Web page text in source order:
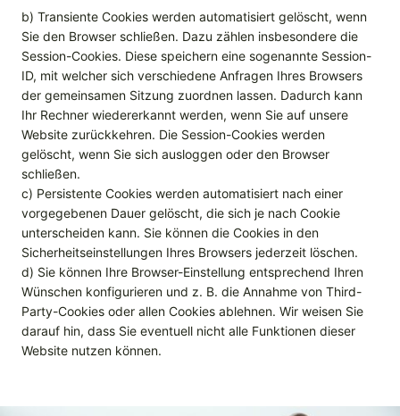
b) Transiente Cookies werden automatisiert gelöscht, wenn
Sie den Browser schließen. Dazu zählen insbesondere die
Session-Cookies. Diese speichern eine sogenannte Session-
ID, mit welcher sich verschiedene Anfragen Ihres Browsers
der gemeinsamen Sitzung zuordnen lassen. Dadurch kann
Ihr Rechner wiedererkannt werden, wenn Sie auf unsere
Website zurückkehren. Die Session-Cookies werden
gelöscht, wenn Sie sich ausloggen oder den Browser
schließen.
c) Persistente Cookies werden automatisiert nach einer
vorgegebenen Dauer gelöscht, die sich je nach Cookie
unterscheiden kann. Sie können die Cookies in den
Sicherheitseinstellungen Ihres Browsers jederzeit löschen.
d) Sie können Ihre Browser-Einstellung entsprechend Ihren
Wünschen konfigurieren und z. B. die Annahme von Third-
Party-Cookies oder allen Cookies ablehnen. Wir weisen Sie
darauf hin, dass Sie eventuell nicht alle Funktionen dieser
Website nutzen können.